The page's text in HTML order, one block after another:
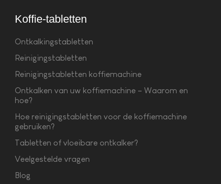
Koffie-tabletten
Ontkalkingstabletten
Reinigingstabletten
Reinigingstabletten koffiemachine
Ontkalken van uw koffiemachine – Waarom en
hoe?
Hoe reinigingstabletten voor de koffiemachine
gebruiken?
Tabletten of vloeibare ontkalker?
Veelgestelde vragen
Blog